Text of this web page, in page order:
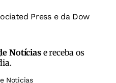
Press e da Dow
Notíciase receba os
Noticias